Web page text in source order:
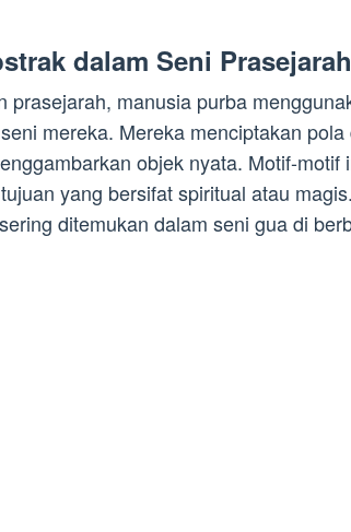
dalam Seni Prasejarah
prasejarah, manusia purba
mereka. Mereka menciptakan
objek nyata. Motif-motif
yang bersifat spiritual atau
ditemukan dalam seni gua di